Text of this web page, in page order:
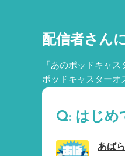
配信者さん
「あのポッドキャ
ポッドキャスターオ
Q: はじめ
あば